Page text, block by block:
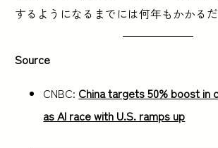
するようになるまでには何年もかかるだ
Source
CNBC: China targets 50% boost in
as AI race with U.S. ramps up